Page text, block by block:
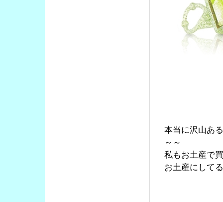
本当に沢山あ
～～
私もお土産で
お土産にして